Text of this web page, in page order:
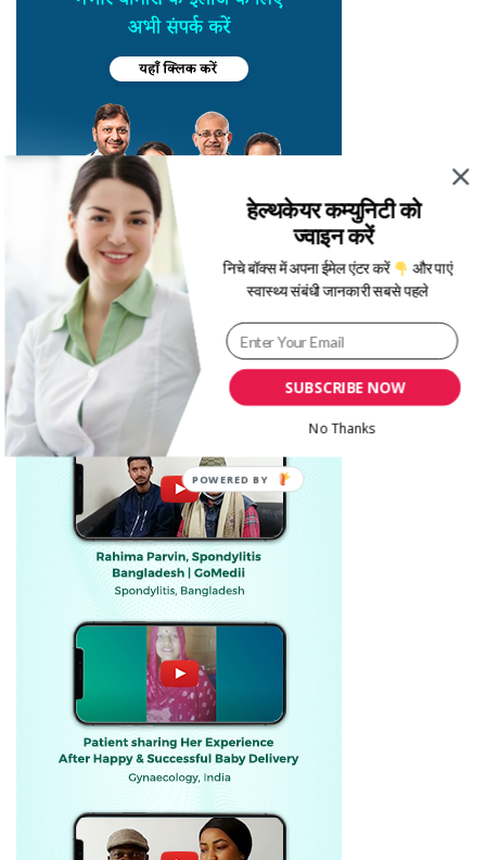
SUBSCRIBE NOW
हेल्थकेयर कम्युनिटी को
ज्वाइन करें
निचे बॉक्स में अपना ईमेल एंटर करें और पाएं
स्वास्थ्य संबंधी जानकारी सबसे पहले
No Thanks
POWERED BY